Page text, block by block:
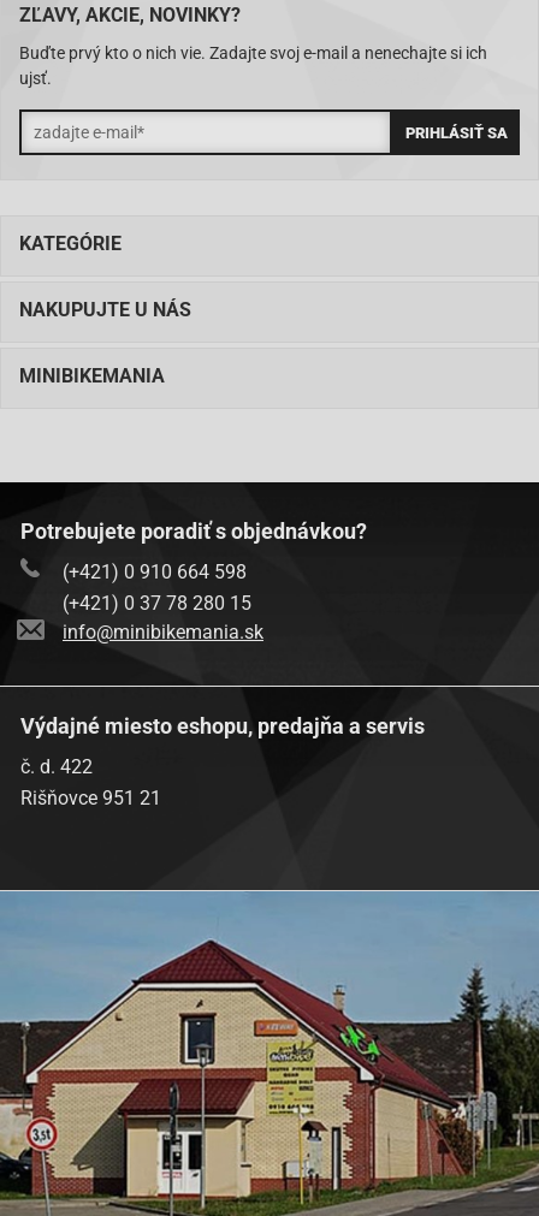
ZĽAVY, AKCIE, NOVINKY?
Buďte prvý kto o nich vie. Zadajte svoj e-mail a nenechajte si ich
ujsť.
KATEGÓRIE
NAKUPUJTE U NÁS
MINIBIKEMANIA
Potrebujete poradiť s objednávkou?
(+421) 0 910 664 598
(+421) 0 37 78 280 15
info@minibikemania.sk
Výdajné miesto eshopu, predajňa a servis
č. d. 422
Rišňovce 951 21